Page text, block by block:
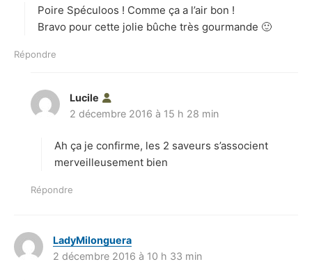
:
Poire Spéculoos ! Comme ça a l’air bon !
Bravo pour cette jolie bûche très gourmande 🙂
Répondre
Lucile
i
:
2 décembre 2016 à 15 h 28 min
Ah ça je confirme, les 2 saveurs s’associent
merveilleusement bien
Répondre
LadyMilonguera
i
2 décembre 2016 à 10 h 33 min